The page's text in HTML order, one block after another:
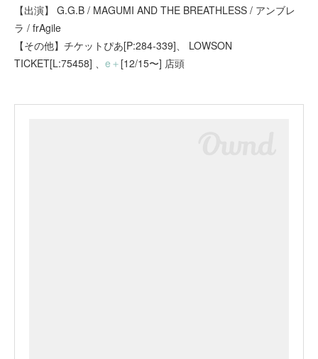
【出演】 G.G.B / MAGUMI AND THE BREATHLESS / アンブレ
ラ / frAgile
【その他】チケットぴあ[P:284-339]、 LOWSON
TICKET[L:75458] 、 e＋ [12/15〜] 店頭